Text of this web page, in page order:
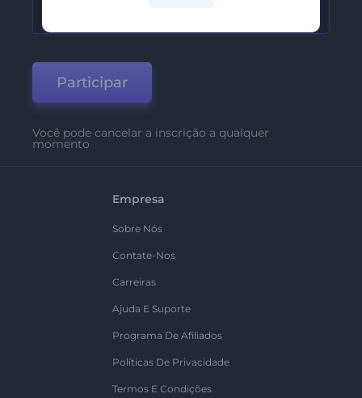
Participar
Você pode cancelar a inscrição a qualquer
momento
Empresa
Sobre Nós
Contate-Nos
Carreiras
Ajuda E Suporte
Programa De Afiliados
Políticas De Privacidade
Termos E Condições